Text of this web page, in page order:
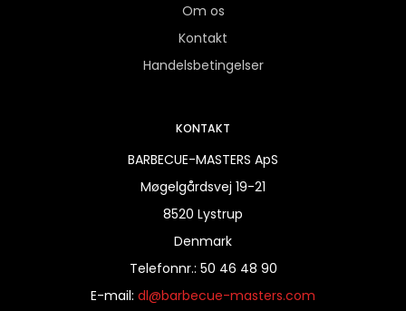
Om os
Kontakt
Handelsbetingelser
KONTAKT
BARBECUE-MASTERS ApS
Møgelgårdsvej 19-21
8520 Lystrup
Denmark
Telefonnr.: 50 46 48 90
E-mail: dl@barbecue-masters.com